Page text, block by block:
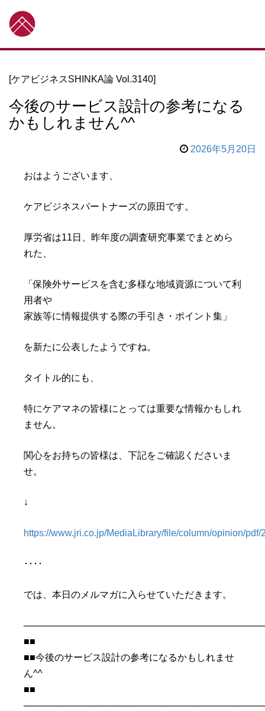
[ケアビジネスSHINKA論 Vol.3140]
今後のサービス設計の参考になる
かもしれません^^
2026年5月20日
おはようございます、
ケアビジネスパートナーズの原田です。
厚労省は11日、昨年度の調査研究事業でまとめら
れた、
「保険外サービスを含む多様な地域資源について利
用者や
家族等に情報提供する際の手引き・ポイント集」
を新たに公表したようですね。
タイトル的にも、
特にケアマネの皆様にとっては重要な情報かもしれ
ません。
関心をお持ちの皆様は、下記をご確認くださいま
せ。
↓
https://www.jri.co.jp/MediaLibrary/file/column/opinion/
････
では、本日のメルマガに入らせていただきます。
■■
■■今後のサービス設計の参考になるかもしれませ
ん^^
■■